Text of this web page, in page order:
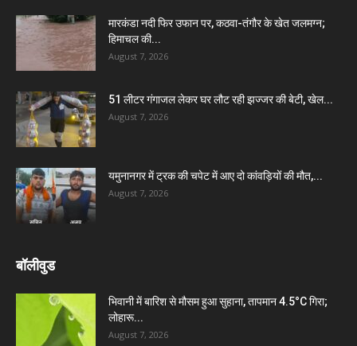
मारकंडा नदी फिर उफान पर, कठवा-तंगौर के खेत जलमग्न;
हिमाचल की...
August 7, 2026
51 लीटर गंगाजल लेकर घर लौट रही झज्जर की बेटी, खेल...
August 7, 2026
यमुनानगर में ट्रक की चपेट में आए दो कांवड़ियों की मौत,...
August 7, 2026
बॉलीवुड
भिवानी में बारिश से मौसम हुआ सुहाना, तापमान 4.5°C गिरा;
लोहारू...
August 7, 2026